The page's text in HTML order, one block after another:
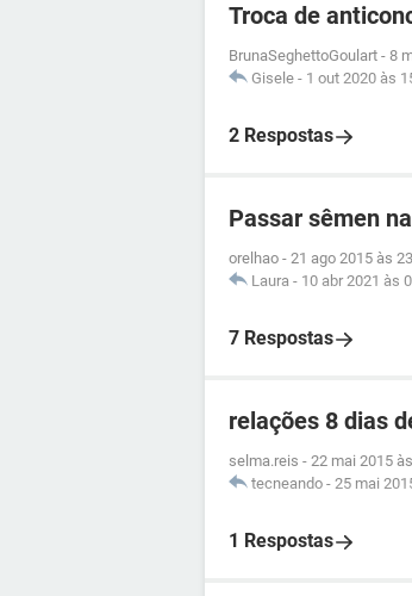
Troca de
BrunaSeghettoGoulart - 8
Gisele - 1 out 2020 às
2 Respostas
Passar sêmen
orelhao - 21 ago 2015 às
Laura - 10 abr 2021 às
7 Respostas
relações 8 dias
selma.reis - 22 mai 2015
tecneando - 25 mai
1 Respostas